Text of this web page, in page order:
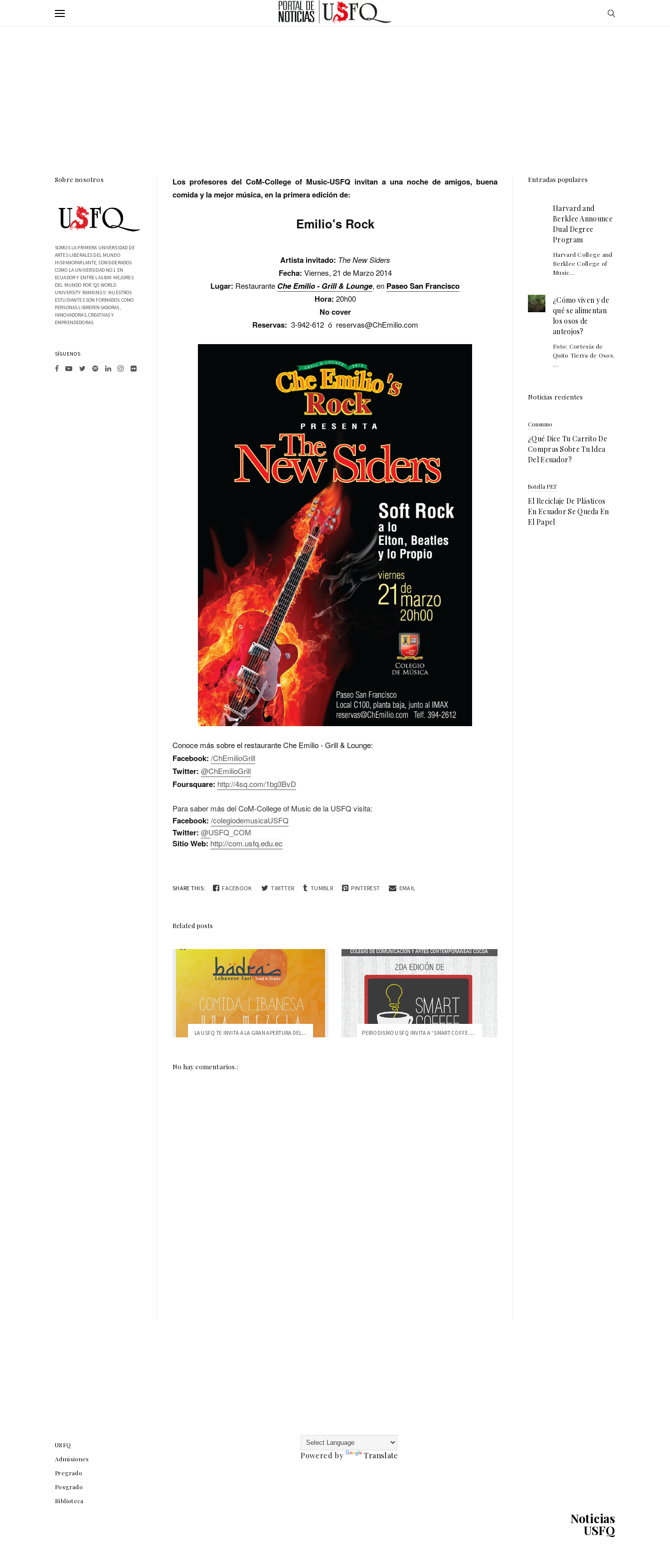
Los profesores del CoM-College of Music-USFQ invitan a una noche de amigos, buena
comida y la mejor música, en la primera edición de:
Emilio's Rock
Artista invitado: The New Siders
Fecha: Viernes, 21 de Marzo 2014
Lugar: Restaurante Che Emilio - Grill & Lounge, en Paseo San Francisco
Hora: 20h00
No cover
Reservas: 3-942-612 ó reservas@ChEmilio.com
Conoce más sobre el restaurante Che Emilio - Grill & Lounge:
Facebook: /ChEmilioGrill
Twitter: @ChEmilioGrill
Foursquare: http://4sq.com/1bg3BvD
Para saber más del CoM-College of Music de la USFQ visita:
Facebook: /colegiodemusicaUSFQ
Twitter: @USFQ_COM
Sitio Web: http://com.usfq.edu.ec
SHARE THIS: FACEBOOK TWITTER TUMBLR PINTEREST EMAIL
Related posts
LA USFQ TE INVITA A LA GRAN APERTURA DEL... PERIODISMO USFQ INVITA A “SMART COFFEE: ...
No hay comentarios.:
Sobre nosotros
SOMOS LA PRIMERA UNIVERSIDAD DE
ARTES LIBERALES DEL MUNDO
HISPANOPARLANTE, CONSIDERADOS
COMO LA UNIVERSIDAD NO.1 EN
ECUADOR Y ENTRE LAS 800 MEJORES
DEL MUNDO POR 'QS WORLD
UNIVERSITY RANKINGS'. NUESTROS
ESTUDIANTES SON FORMADOS COMO
PERSONAS LIBREPENSADORAS,
INNOVADORAS, CREATIVAS Y
EMPRENDEDORAS.
SÍGUENOS
Entradas populares
Harvard and
Berklee Announce
Dual Degree
Program
Harvard College and
Berklee College of
Music...
¿Cómo viven y de
qué se alimentan
los osos de
anteojos?
Foto: Cortesía de
Quito Tierra de Osos.
...
Noticias recientes
Consumo
¿Qué Dice Tu Carrito De
Compras Sobre Tu Idea
Del Ecuador?
Botella PET
El Reciclaje De Plásticos
En Ecuador Se Queda En
El Papel
USFQ
Admisiones
Pregrado
Posgrado
Biblioteca
Powered by Translate
Noticias
USFQ